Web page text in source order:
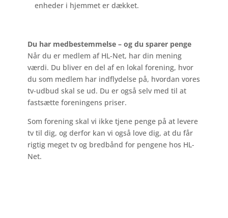
enheder i hjemmet er dækket.
Du har medbestemmelse – og du sparer penge
Når du er medlem af HL-Net, har din mening
værdi. Du bliver en del af en lokal forening, hvor
du som medlem har indflydelse på, hvordan vores
tv-udbud skal se ud. Du er også selv med til at
fastsætte foreningens priser.
Som forening skal vi ikke tjene penge på at levere
tv til dig, og derfor kan vi også love dig, at du får
rigtig meget tv og bredbånd for pengene hos HL-
Net.